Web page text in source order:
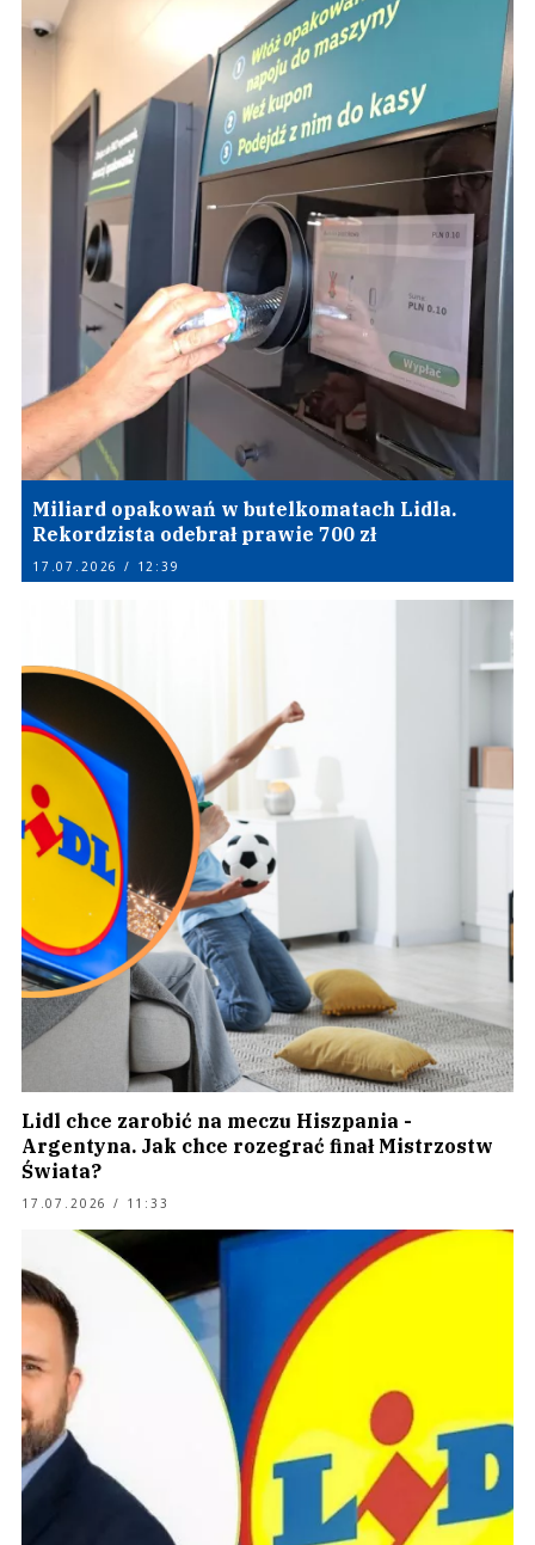
Miliard opakowań w butelkomatach Lidla.
Rekordzista odebrał prawie 700 zł
17.07.2026 / 12:39
Lidl chce zarobić na meczu Hiszpania -
Argentyna. Jak chce rozegrać finał Mistrzostw
Świata?
17.07.2026 / 11:33